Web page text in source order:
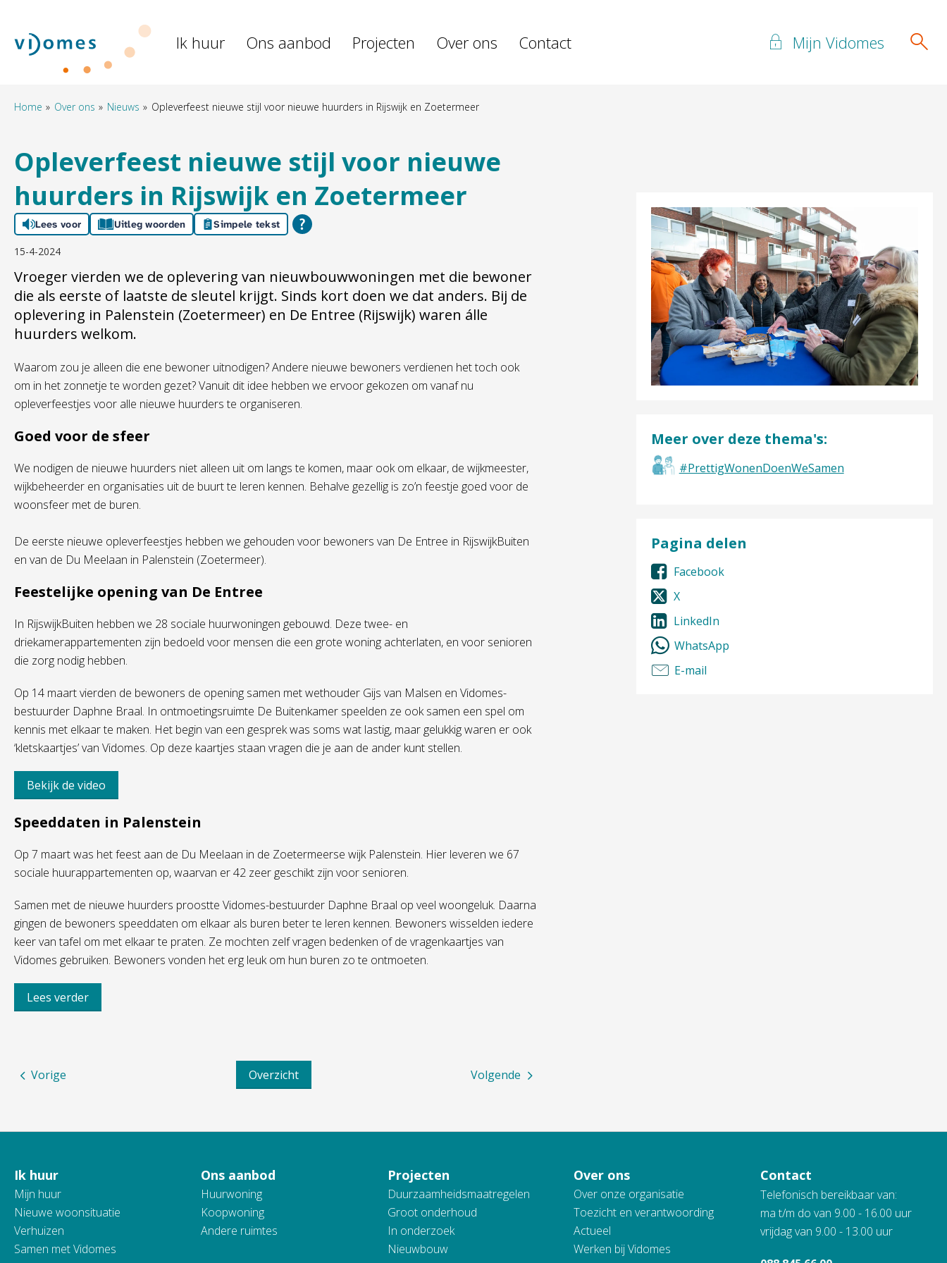
Naar hoofdinhoud
Naar hoofdnavigatiemenu
Naar zoeken
Naar de homepage Ik huur Ons aanbod Projecten Over ons Contact Mijn Vidomes
Home Over ons Nieuws Opleverfeest nieuwe stijl voor nieuwe huurders in Rijswijk en Zoetermeer
Opleverfeest nieuwe stijl voor nieuwe
huurders in Rijswijk en Zoetermeer
Lees voor Uitleg woorden Simpele tekst
15-4-2024
Vroeger vierden we de oplevering van nieuwbouwwoningen met die bewoner
die als eerste of laatste de sleutel krijgt. Sinds kort doen we dat anders. Bij de
oplevering in Palenstein (Zoetermeer) en De Entree (Rijswijk) waren álle
huurders welkom.
Waarom zou je alleen die ene bewoner uitnodigen? Andere nieuwe bewoners verdienen het toch ook
om in het zonnetje te worden gezet? Vanuit dit idee hebben we ervoor gekozen om vanaf nu
opleverfeestjes voor alle nieuwe huurders te organiseren.
Goed voor de sfeer
We nodigen de nieuwe huurders niet alleen uit om langs te komen, maar ook om elkaar, de wijkmeester,
wijkbeheerder en organisaties uit de buurt te leren kennen. Behalve gezellig is zo’n feestje goed voor de
woonsfeer met de buren.
De eerste nieuwe opleverfeestjes hebben we gehouden voor bewoners van De Entree in RijswijkBuiten
en van de Du Meelaan in Palenstein (Zoetermeer).
Feestelijke opening van De Entree
In RijswijkBuiten hebben we 28 sociale huurwoningen gebouwd. Deze twee- en
driekamerappartementen zijn bedoeld voor mensen die een grote woning achterlaten, en voor senioren
die zorg nodig hebben.
Op 14 maart vierden de bewoners de opening samen met wethouder Gijs van Malsen en Vidomes-
bestuurder Daphne Braal. In ontmoetingsruimte De Buitenkamer speelden ze ook samen een spel om
kennis met elkaar te maken. Het begin van een gesprek was soms wat lastig, maar gelukkig waren er ook
‘kletskaartjes’ van Vidomes. Op deze kaartjes staan vragen die je aan de ander kunt stellen.
Bekijk de video
Speeddaten in Palenstein
Op 7 maart was het feest aan de Du Meelaan in de Zoetermeerse wijk Palenstein. Hier leveren we 67
sociale huurappartementen op, waarvan er 42 zeer geschikt zijn voor senioren.
Samen met de nieuwe huurders proostte Vidomes-bestuurder Daphne Braal op veel woongeluk. Daarna
gingen de bewoners speeddaten om elkaar als buren beter te leren kennen. Bewoners wisselden iedere
keer van tafel om met elkaar te praten. Ze mochten zelf vragen bedenken of de vragenkaartjes van
Vidomes gebruiken. Bewoners vonden het erg leuk om hun buren zo te ontmoeten.
Lees verder
Volgende
Overzicht
Vorige
Meer over deze thema's:
#PrettigWonenDoenWeSamen
Pagina delen
Facebook
X
LinkedIn
WhatsApp
E-mail
Contactinformatie
Ik huur
Mijn huur
Nieuwe woonsituatie
Verhuizen
Samen met Vidomes
Ons aanbod
Huurwoning
Koopwoning
Andere ruimtes
Projecten
Duurzaamheidsmaatregelen
Groot onderhoud
In onderzoek
Nieuwbouw
Over ons
Over onze organisatie
Toezicht en verantwoording
Actueel
Werken bij Vidomes
Contact
Telefonisch bereikbaar van:
ma t/m do van 9.00 - 16.00 uur
vrijdag van 9.00 - 13.00 uur